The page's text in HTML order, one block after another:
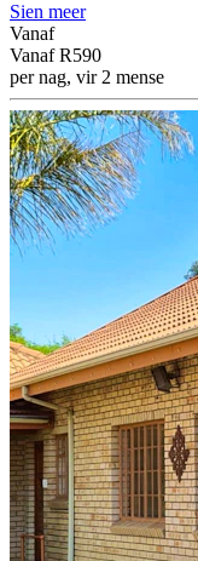
Sien meer
Vanaf
Vanaf R590
per nag, vir 2 mense